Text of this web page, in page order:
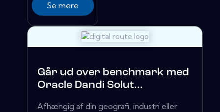
Se mere
Går ud over benchmark med
Oracle Dandi Solut...
Afhængig af din geografi, industri eller